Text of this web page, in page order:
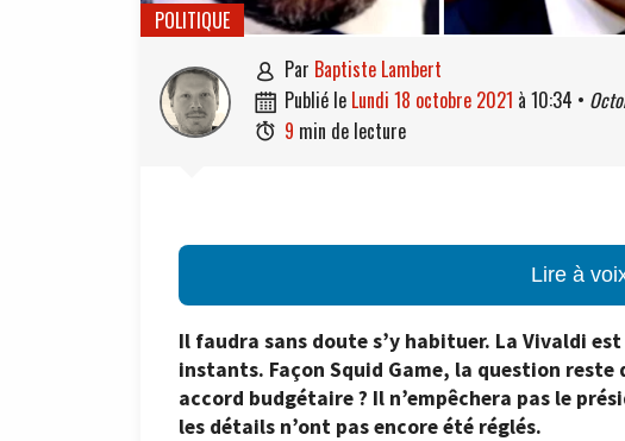
POLITIQUE
 par Baptiste Lambert
 publié le lundi 18 octobre 2021 à 10:34 •
 9 min de lecture
Lire à
Il faudra sans doute s’y habituer. La Vivaldi
instants. Façon Squid Game, la question
accord budgétaire ? Il n’empêchera pas le
les détails n’ont pas encore été réglés.